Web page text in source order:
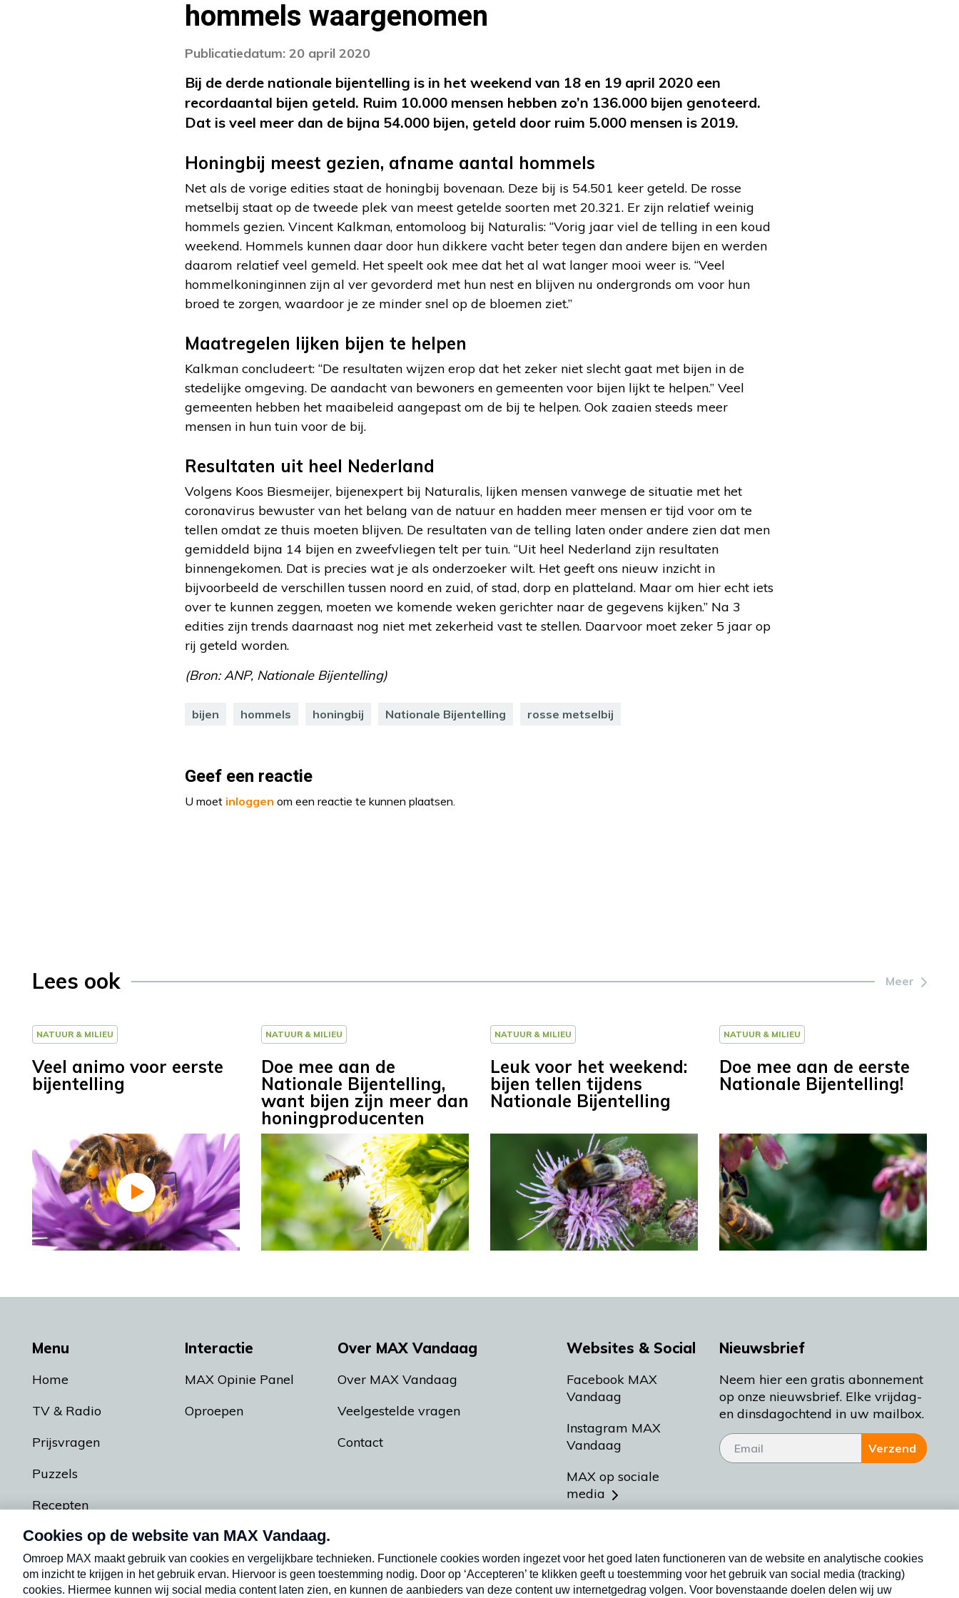
hommels waargenomen
Publicatiedatum: 20 april 2020
Bij de derde nationale bijentelling is in het weekend van 18 en 19 april 2020 een
recordaantal bijen geteld. Ruim 10.000 mensen hebben zo’n 136.000 bijen genoteerd.
Dat is veel meer dan de bijna 54.000 bijen, geteld door ruim 5.000 mensen is 2019.
Honingbij meest gezien, afname aantal hommels
Net als de vorige edities staat de honingbij bovenaan. Deze bij is 54.501 keer geteld. De rosse
metselbij staat op de tweede plek van meest getelde soorten met 20.321. Er zijn relatief weinig
hommels gezien. Vincent Kalkman, entomoloog bij Naturalis: “Vorig jaar viel de telling in een koud
weekend. Hommels kunnen daar door hun dikkere vacht beter tegen dan andere bijen en werden
daarom relatief veel gemeld. Het speelt ook mee dat het al wat langer mooi weer is. “Veel
hommelkoninginnen zijn al ver gevorderd met hun nest en blijven nu ondergronds om voor hun
broed te zorgen, waardoor je ze minder snel op de bloemen ziet.”
Maatregelen lijken bijen te helpen
Kalkman concludeert: “De resultaten wijzen erop dat het zeker niet slecht gaat met bijen in de
stedelijke omgeving. De aandacht van bewoners en gemeenten voor bijen lijkt te helpen.” Veel
gemeenten hebben het maaibeleid aangepast om de bij te helpen. Ook zaaien steeds meer
mensen in hun tuin voor de bij.
Resultaten uit heel Nederland
Volgens Koos Biesmeijer, bijenexpert bij Naturalis, lijken mensen vanwege de situatie met het
coronavirus bewuster van het belang van de natuur en hadden meer mensen er tijd voor om te
tellen omdat ze thuis moeten blijven. De resultaten van de telling laten onder andere zien dat men
gemiddeld bijna 14 bijen en zweefvliegen telt per tuin. “Uit heel Nederland zijn resultaten
binnengekomen. Dat is precies wat je als onderzoeker wilt. Het geeft ons nieuw inzicht in
bijvoorbeeld de verschillen tussen noord en zuid, of stad, dorp en platteland. Maar om hier echt iets
over te kunnen zeggen, moeten we komende weken gerichter naar de gegevens kijken.” Na 3
edities zijn trends daarnaast nog niet met zekerheid vast te stellen. Daarvoor moet zeker 5 jaar op
rij geteld worden.
(Bron: ANP, Nationale Bijentelling)
bijen hommels honingbij Nationale Bijentelling rosse metselbij
Geef een reactie
U moet inloggen om een reactie te kunnen plaatsen.
Lees ook Meer
NATUUR & MILIEU
Veel animo voor eerste
bijentelling
NATUUR & MILIEU
Doe mee aan de
Nationale Bijentelling,
want bijen zijn meer dan
honingproducenten
NATUUR & MILIEU
Leuk voor het weekend:
bijen tellen tijdens
Nationale Bijentelling
NATUUR & MILIEU
Doe mee aan de eerste
Nationale Bijentelling!
Menu
Home
TV & Radio
Prijsvragen
Puzzels
Recepten
Podcasts
Interactie
MAX Opinie Panel
Oproepen
Over MAX Vandaag
Over MAX Vandaag
Veelgestelde vragen
Contact
Websites & Social
Facebook MAX
Vandaag
Instagram MAX
Vandaag
MAX op sociale
media
Meldpunt Actueel
Heel Holland Bakt
Nieuwsbrief
Neem hier een gratis abonnement
op onze nieuwsbrief. Elke vrijdag-
en dinsdagochtend in uw mailbox.
Verzend
Nieuwsbrief